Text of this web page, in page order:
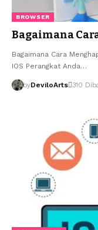
BROWSER
Bagaimana
Bagaimana Cara
IOS Perangkat Anda…
byDeviloArts 310